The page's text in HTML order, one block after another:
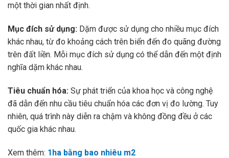
một thời gian nhất định.
Mục đích sử dụng: Dặm được sử dụng cho nhiều mục đích
khác nhau, từ đo khoảng cách trên biển đến đo quãng đường
trên đất liền. Mỗi mục đích sử dụng có thể dẫn đến một định
nghĩa dặm khác nhau.
Tiêu chuẩn hóa: Sự phát triển của khoa học và công nghệ
đã dẫn đến nhu cầu tiêu chuẩn hóa các đơn vị đo lường. Tuy
nhiên, quá trình này diễn ra chậm và không đồng đều ở các
quốc gia khác nhau.
Xem thêm: 1ha bằng bao nhiêu m2